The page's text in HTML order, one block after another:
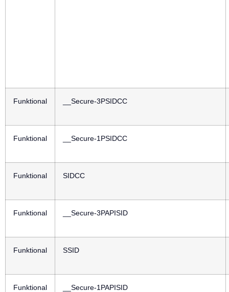
Funktional __Secure-3PSIDCC
Funktional __Secure-1PSIDCC
Funktional SIDCC
Funktional __Secure-3PAPISID
Funktional SSID
Funktional __Secure-1PAPISID